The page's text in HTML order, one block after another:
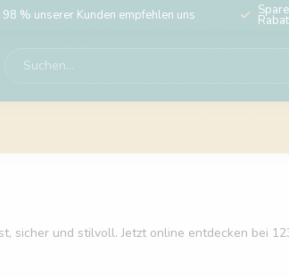
98 % unserer Kunden empfehlen uns
sicher und stilvoll. Jetzt online entdecken bei